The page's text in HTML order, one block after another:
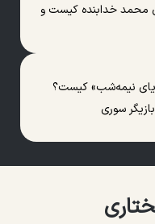
خدابنده کیست و
نیمه‌شب» کیست؟
بازیگر سوری